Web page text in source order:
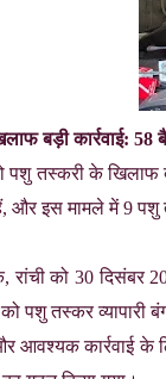
बड़ी कार्रवाई: 58
पशु तस्करी के खिलाफ
और इस मामले में 9 पशु
रांची को 30 दिसंबर
पशु तस्कर व्यापारी
आवश्यक कार्रवाई के